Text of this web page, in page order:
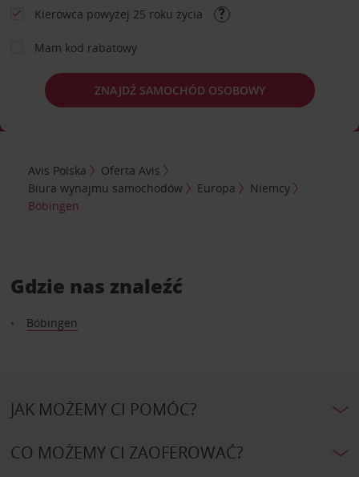
Kierowca powyżej 25 roku życia
Mam kod rabatowy
ZNAJDŹ SAMOCHÓD OSOBOWY
Avis Polska
Oferta Avis
Biura wynajmu samochodów
Europa
Niemcy
Böbingen
Gdzie nas znaleźć
Böbingen
JAK MOŻEMY CI POMÓC?
CO MOŻEMY CI ZAOFEROWAĆ?